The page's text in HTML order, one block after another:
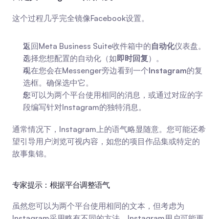
这个过程几乎完全镜像Facebook设置。
返回Meta Business Suite收件箱中的自动化仪表盘。
选择您想配置的自动化（如即时回复）。
现在您会在Messenger旁边看到一个Instagram的复
选框。确保选中它。
您可以为两个平台使用相同的消息，或通过对应的字
段编写针对Instagram的独特消息。
通常情况下，Instagram上的语气略显随意。您可能还希
望引导用户浏览可视内容，如您的项目作品集或特定的
故事集锦。
专家提示：根据平台调整语气
虽然您可以为两个平台使用相同的文本，但考虑为